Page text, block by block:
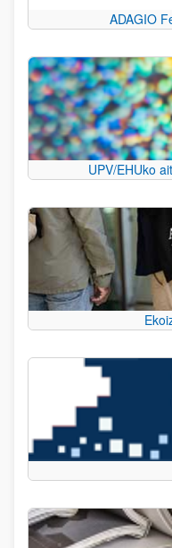
ADAGIO
UPV/EHUko